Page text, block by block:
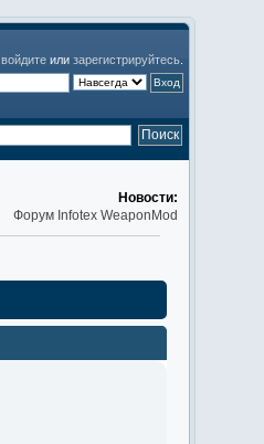
войдитеили зарегистрируйтесь.
Новости:
Форум Infotex WeaponMod